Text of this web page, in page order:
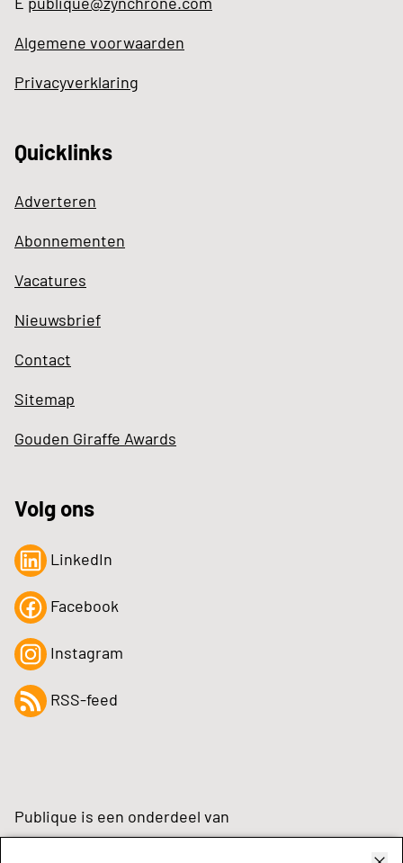
Algemene voorwaarden
Privacyverklaring
Quicklinks
Adverteren
Abonnementen
Vacatures
Nieuwsbrief
Contact
Sitemap
Gouden Giraffe Awards
Volg ons
LinkedIn
Facebook
Instagram
RSS-feed
Publique is een onderdeel van